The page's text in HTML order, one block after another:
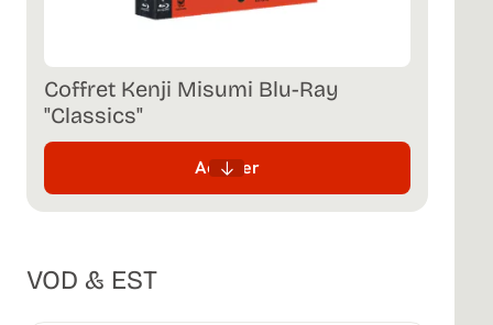
Coffret Kenji Misumi Blu-Ray
"Classics"
Acheter
VOD & EST